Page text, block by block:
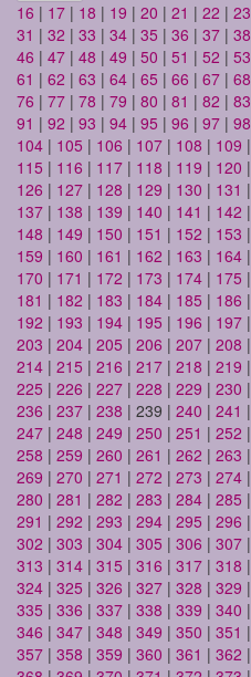
16 | 17 | 18 | 19 | 20 | 21 | 22 | 23
31 | 32 | 33 | 34 | 35 | 36 | 37 | 38
46 | 47 | 48 | 49 | 50 | 51 | 52 | 53
61 | 62 | 63 | 64 | 65 | 66 | 67 | 68
76 | 77 | 78 | 79 | 80 | 81 | 82 | 83
91 | 92 | 93 | 94 | 95 | 96 | 97 | 98
104 | 105 | 106 | 107 | 108 | 109 |
115 | 116 | 117 | 118 | 119 | 120 |
126 | 127 | 128 | 129 | 130 | 131 |
137 | 138 | 139 | 140 | 141 | 142 |
148 | 149 | 150 | 151 | 152 | 153 |
159 | 160 | 161 | 162 | 163 | 164 |
170 | 171 | 172 | 173 | 174 | 175 |
181 | 182 | 183 | 184 | 185 | 186 |
192 | 193 | 194 | 195 | 196 | 197 |
203 | 204 | 205 | 206 | 207 | 208 |
214 | 215 | 216 | 217 | 218 | 219 |
225 | 226 | 227 | 228 | 229 | 230 |
236 | 237 | 238 | 239 | 240 | 241 |
247 | 248 | 249 | 250 | 251 | 252 |
258 | 259 | 260 | 261 | 262 | 263 |
269 | 270 | 271 | 272 | 273 | 274 |
280 | 281 | 282 | 283 | 284 | 285 |
291 | 292 | 293 | 294 | 295 | 296 |
302 | 303 | 304 | 305 | 306 | 307 |
313 | 314 | 315 | 316 | 317 | 318 |
324 | 325 | 326 | 327 | 328 | 329 |
335 | 336 | 337 | 338 | 339 | 340 |
346 | 347 | 348 | 349 | 350 | 351 |
357 | 358 | 359 | 360 | 361 | 362 |